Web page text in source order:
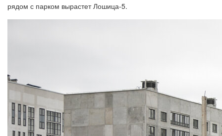
рядом с парком вырастет Лошица-5.